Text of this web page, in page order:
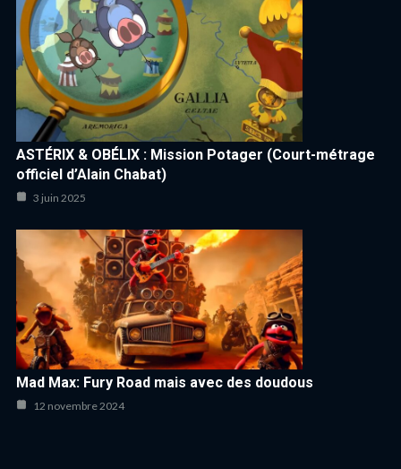
ASTÉRIX & OBÉLIX : Mission Potager (Court-métrage
officiel d’Alain Chabat)
3 juin 2025
Mad Max: Fury Road mais avec des doudous
12 novembre 2024